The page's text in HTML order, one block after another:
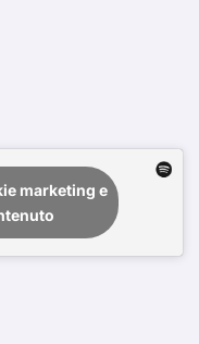
marketing e